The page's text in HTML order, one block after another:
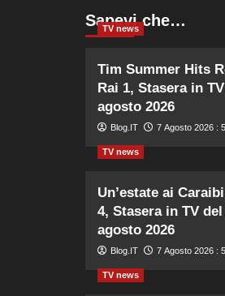
Sapevi che…
TV news
Tim Summer Hits
Rai 1, Stasera in
agosto 2026
Blog.IT 7 Agosto 2026 :
TV news
Un’estate ai
4, Stasera in TV del
agosto 2026
Blog.IT 7 Agosto 2026 :
TV news